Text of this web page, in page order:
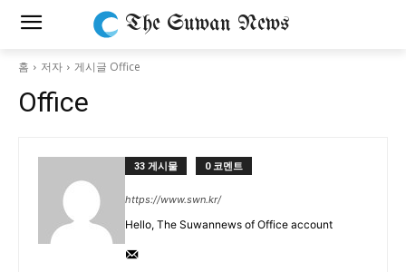
The Suwan News
홈 저자 게시글 Office
Office
33 게시물 0 코멘트
https://www.swn.kr/
Hello, The Suwannews of Office account